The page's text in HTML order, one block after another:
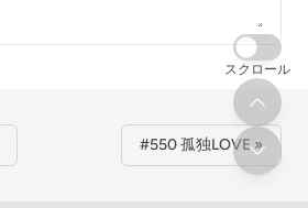
#550 孤独LOVE »
スクロール